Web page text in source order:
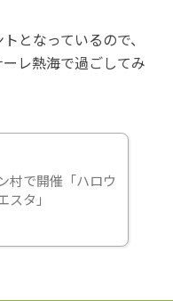
となっているので、
レ熱海で過ごしてみ
村で開催「ハロウ
スタ」